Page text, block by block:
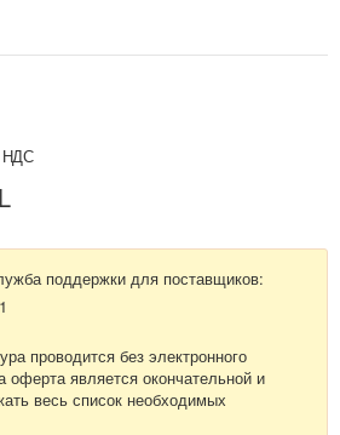
НДС
поддержки для поставщиков:
проводится без электронного
оферта является окончательной и
весь список необходимых